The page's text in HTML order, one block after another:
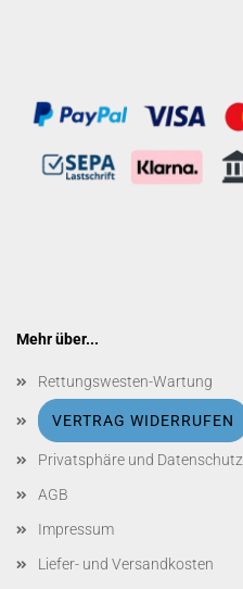
Mehr über...
Rettungswesten-Wartung
VERTRAG WIDERRUFEN
Privatsphäre und Datenschutz
AGB
Impressum
Liefer- und Versandkosten